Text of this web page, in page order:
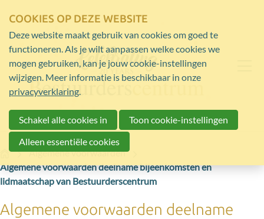
HomeAlgemene voorwaarden
Algemene voorwaarden deelname bijeenkomsten en
lidmaatschap van Bestuurderscentrum
Algemene voorwaarden deelname
COOKIES OP DEZE WEBSITE
Deze website maakt gebruik van cookies om goed te
functioneren. Als je wilt aanpassen welke cookies we
mogen gebruiken, kan je jouw cookie-instellingen
wijzigen. Meer informatie is beschikbaar in onze
privacyverklaring.
Schakel alle cookies in
Toon cookie-instellingen
Alleen essentiële cookies